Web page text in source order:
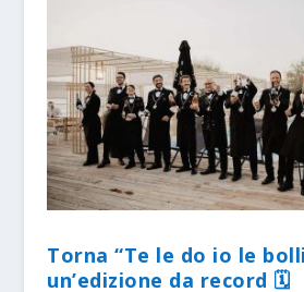
Torna “Te le do io le
un’edizione da record 🗓